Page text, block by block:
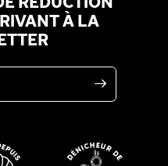
À LA